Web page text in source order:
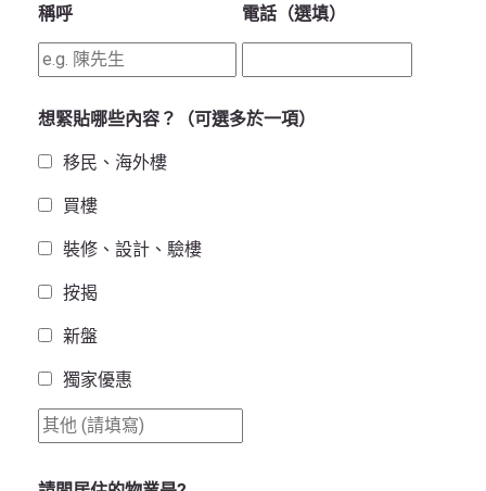
稱呼 電話（選填）
想緊貼哪些內容？（可選多於一項）
移民、海外樓
買樓
裝修、設計、驗樓
按揭
新盤
獨家優惠